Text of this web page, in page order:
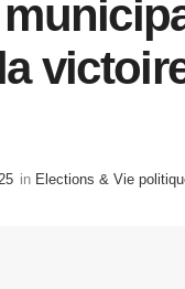
in Elections & Vie